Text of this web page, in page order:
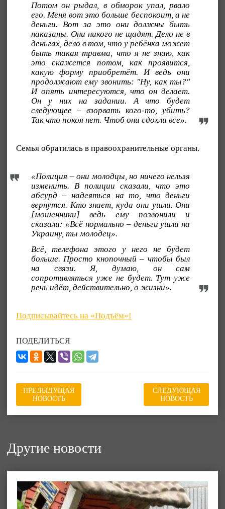
Потом он рыдал, в обморок упал, рвало
его. Меня вот это больше беспокоит, а не
деньги. Вот за это они должны быть
наказаны. Они никого не щадят. Дело не в
деньгах, дело в том, что у ребёнка может
быть такая травма, что я не знаю, как
это скажется потом, как проявится,
какую форму приобретёт. И ведь они
продолжают ему звонить: "Ну, как ты?"
И опять интересуются, что он делает.
Он у них на задании. А что будет
следующее – взорвать кого-то, убить?
Так что покоя нет. Чтоб они сдохли все».
Семья обратилась в правоохранительные органы.
«Полиция – они молодцы, но ничего нельзя
изменить. В полиции сказали, что это
абсурд – надеяться на то, что деньги
вернутся. Кто знает, куда они ушли. Они
[мошенники] ведь ему позвонили и
сказали: «Всё нормально – деньги ушли на
Украину, ты молодец».
Всё, телефона этого у него не будет
больше. Просто кнопочный – чтобы был
на связи. Я, думаю, он сам
сопротивляться уже не будет. Тут уже
речь идёт, действительно, о жизни».
Подписывайтесь на «Подъём»!
ПОДЕЛИТЬСЯ
ПРЕДЫДУЩАЯ
НОВОСТЬ
СЛЕДУЮЩАЯ
НОВОСТЬ
Другие новости